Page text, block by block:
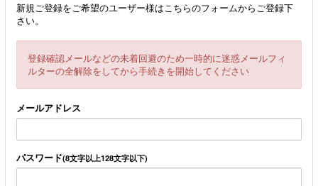
新規ご登録をご希望のユーザー様はこちらのフォームからご登録下
さい。
登録確認メールなどの未着回避のため一時的に迷惑メールフィ
ルターの全解除をしてから手続きを開始してください
メールアドレス
パスワード(8文字以上128文字以下)